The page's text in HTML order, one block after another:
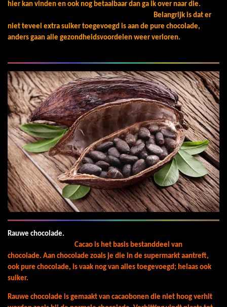
hier kan vinden en ook nog betaalbaar dan ga ik over naar die.
Belangrijk is dat er
niet teveel extra suiker toegevoegd is aan de pure chocolade,
anders gaan alle gezondheidsvoordelen weer verloren.
Rauwe chocolade.
Cacao is het basis bestanddeel van
chocolade. Aan chocolade zoals je die in de supermarkt aantreft,
ook pure chocolade, is vaak nog van alles toegevoegd; helaas ook
suiker.
Rauwe chocolade is gemaakt van cacaobonen die niet hoog verhit